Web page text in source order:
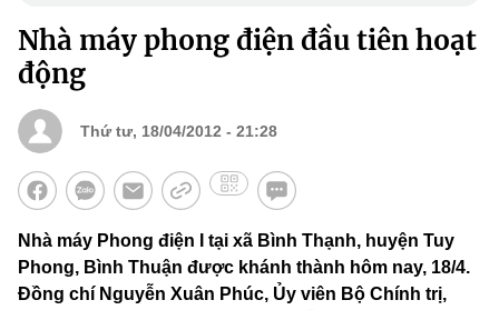
Nhà máy phong điện đầu tiên hoạt
động
Thứ tư, 18/04/2012 - 21:28
Nhà máy Phong điện I tại xã Bình Thạnh, huyện Tuy
Phong, Bình Thuận được khánh thành hôm nay, 18/4.
Đồng chí Nguyễn Xuân Phúc, Ủy viên Bộ Chính trị,